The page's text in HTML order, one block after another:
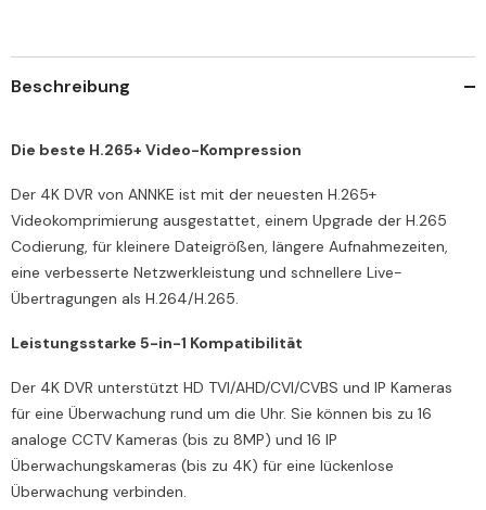
Kameras
2
Kameras
2
Beschreibung
Die beste H.265+ Video-Kompression
Der 4K DVR von ANNKE ist mit der neuesten H.265+
Videokomprimierung ausgestattet, einem Upgrade der H.265
Codierung, für kleinere Dateigrößen, längere Aufnahmezeiten,
eine verbesserte Netzwerkleistung und schnellere Live-
Übertragungen als H.264/H.265.
Leistungsstarke 5-in-1 Kompatibilität
Der 4K DVR unterstützt HD TVI/AHD/CVI/CVBS und IP Kameras
für eine Überwachung rund um die Uhr. Sie können bis zu 16
analoge CCTV Kameras (bis zu 8MP) und 16 IP
Überwachungskameras (bis zu 4K) für eine lückenlose
Überwachung verbinden.